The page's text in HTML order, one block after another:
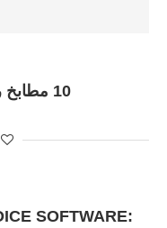
10 مطابخ رائعة بأرضيات خشبية
SOFTWARE: